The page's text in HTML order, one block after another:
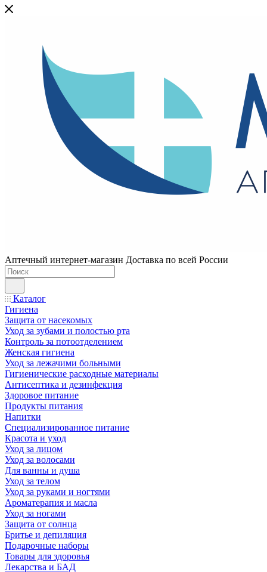
Аптечный интернет-магазин Доставка по всей России
Каталог
Гигиена
Защита от насекомых
Уход за зубами и полостью рта
Контроль за потоотделением
Женская гигиена
Уход за лежачими больными
Гигиенические расходные материалы
Антисептика и дезинфекция
Здоровое питание
Продукты питания
Напитки
Специализированное питание
Красота и уход
Уход за лицом
Уход за волосами
Для ванны и душа
Уход за телом
Уход за руками и ногтями
Ароматерапия и масла
Уход за ногами
Защита от солнца
Бритье и депиляция
Подарочные наборы
Товары для здоровья
Лекарства и БАД